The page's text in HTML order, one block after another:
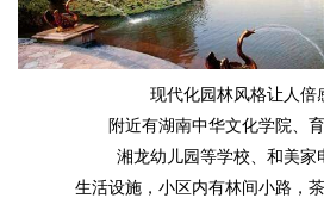
现代化园林风格让人倍
附近有湖南中华文化学院、育
湘龙幼儿园等学校、和美家
生活设施，小区内有林间小路，